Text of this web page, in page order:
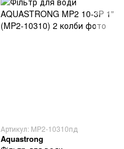
Артикул: MP2-10310пд
Aquastrong